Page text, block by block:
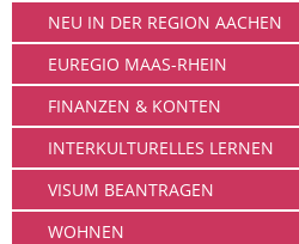
NEU IN DER REGION AACHEN
EUREGIO MAAS-RHEIN
FINANZEN & KONTEN
INTERKULTURELLES LERNEN
VISUM BEANTRAGEN
WOHNEN